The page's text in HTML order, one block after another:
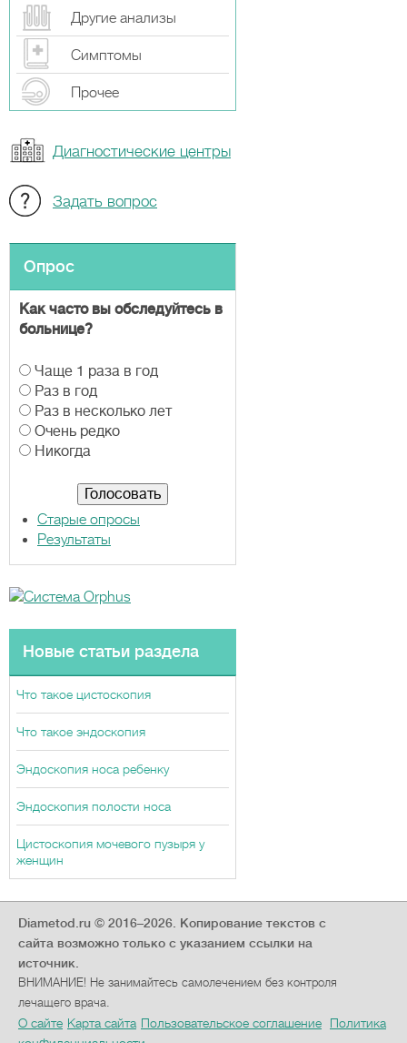
Другие анализы
Симптомы
Прочeе
Диагностические центры
Задать вопрос
Опрос
Как часто вы обследуйтесь в
больнице?
В
а
р
и
а
Чаще 1 раза в год
Раз в год
Раз в несколько лет
Очень редко
Никогда
Старые опросы
Результаты
Новые статьи раздела
Что такое цистоскопия
Что такое эндоскопия
Эндоскопия носа ребенку
Эндоскопия полости носа
Цистоскопия мочевого пузыря у
женщин
Diametod.ru © 2016–2026. Копирование текстов с
сайта возможно только с указанием ссылки на
источник.
ВНИМАНИЕ! Не занимайтесь самолечением без контроля
лечащего врача.
О сайте Карта сайта Пользовательское соглашение
Политика